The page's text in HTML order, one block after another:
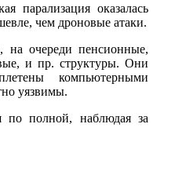
парализация оказалась
чем дроновые атаки.
на очереди пенсионные,
и пр. структуры. Они
компьютерными
уязвимы.
по полной, наблюдая за